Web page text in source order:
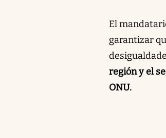
El
garantizar
región y el
ONU.